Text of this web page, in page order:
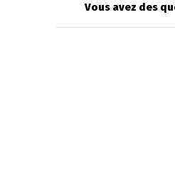
Vous avez des